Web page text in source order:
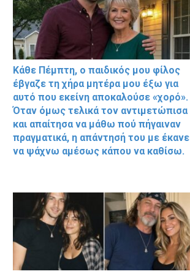
Κάθε Πέμπτη, ο παιδικός μου φίλος
έβγαζε τη χήρα μητέρα μου έξω για
αυτό που εκείνη αποκαλούσε «χορό».
Όταν όμως τελικά τον αντιμετώπισα
και απαίτησα να μάθω πού πήγαιναν
πραγματικά, η απάντησή του με έκανε
να ψάχνω αμέσως κάπου να καθίσω.